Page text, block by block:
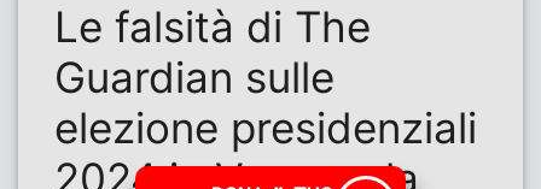
Le falsità di The
Guardian sulle
elezione presidenziali
2024 in Venezuela